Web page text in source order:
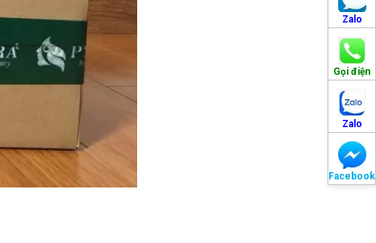
Zalo
Gọi điện
Zalo
Facebook